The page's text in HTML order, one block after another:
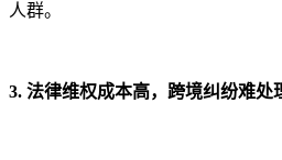
人群。
3. 法律维权成本高，跨境纠纷难处